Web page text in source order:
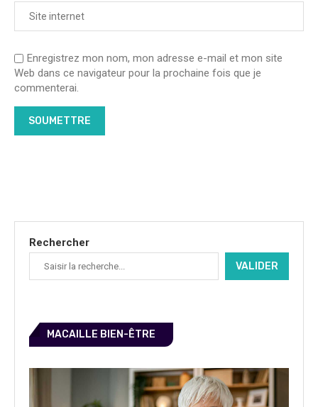
Enregistrez mon nom, mon adresse e-mail et mon site
Web dans ce navigateur pour la prochaine fois que je
commenterai.
Rechercher
VALIDER
MACAILLE BIEN-ÊTRE